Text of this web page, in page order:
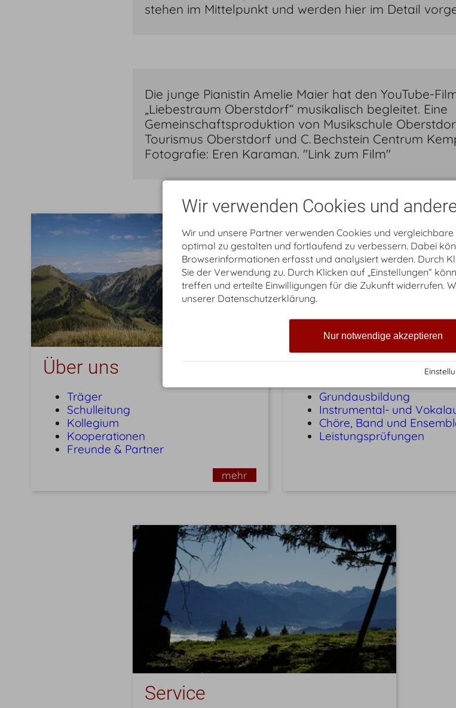
stehen im Mittelpunkt und werden hier im Detail
Die junge Pianistin Amelie Maier hat den YouTube-
„Liebestraum Oberstdorf“ musikalisch begleitet. Eine
Gemeinschaftsproduktion von Musikschule
Tourismus Oberstdorf und C. Bechstein Centrum
Fotografie: Eren Karaman. "Link zum Film"
Über uns
Träger
Schulleitung
Kollegium
Kooperationen
Freunde & Partner
mehr
Lernen
Grundausbildung
Instrumental- und
Chöre, Band und
Leistungsprüfungen
Service
Wir verwenden Cookies und
Wir und unsere Partner verwenden Cookies und
optimal zu gestalten und fortlaufend zu verbessern. Dabei
Browserinformationen erfasst und analysiert werden. Durch
Sie der Verwendung zu. Durch Klicken auf „Einstellungen“
treffen und erteilte Einwilligungen für die Zukunft widerrufen.
unserer Datenschutzerklärung.
Nur notwendige akzeptieren